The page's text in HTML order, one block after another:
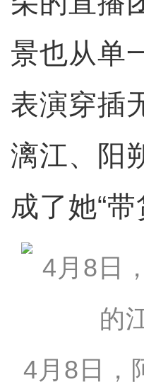
景也从单
表演穿插
漓江、阳
成了她“
4月8日，